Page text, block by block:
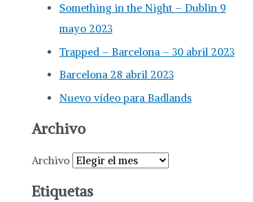
Something in the Night – Dublin 9
mayo 2023
Trapped – Barcelona – 30 abril 2023
Barcelona 28 abril 2023
Nuevo vídeo para Badlands
Archivo
Archivo
Etiquetas